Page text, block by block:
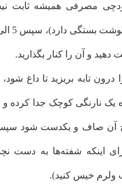
مصرفی همیشه ثابت
دهید و آن را کنار بگذارید.
درون تابه بریزید تا داغ
یک نارنگی کوچک جدا کرده
آن صاف و یکدست شود
اینکه شفته‌ها به دست
ولرم خیس کنید).